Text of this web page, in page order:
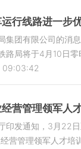
行线路进一步
集团有限公司的消
路局将于4月10日
09:03:42
营管理领军人
印发通知，3月22
营管理领军人才培